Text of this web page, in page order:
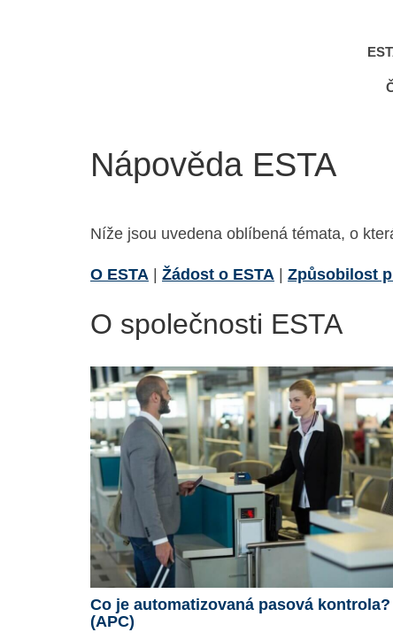
Nápověda ESTA
Níže jsou uvedena oblíbená témata, o
O ESTA Žádost o ESTA Způsobilost
O společnosti ESTA
Co je automatizovaná pasová kontrola?
(APC)